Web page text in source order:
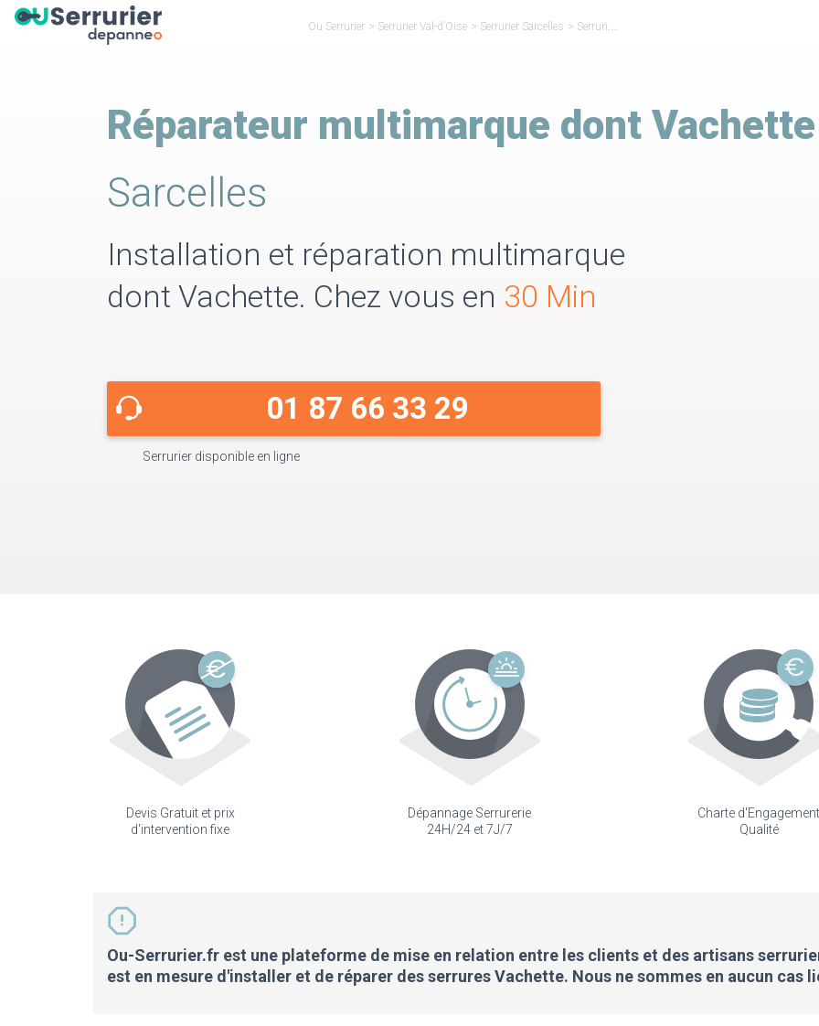
Ou Serrurier > Serrurier Val-d’Oise > Serrurier Sarcelles > Serrurier Réparateur Vachette Sarcelles
Réparateur multimarque dont Vachette
Sarcelles
Installation et réparation multimarque
dont Vachette. Chez vous en 30 Min
01 87 66 33 29
Serrurier disponible en ligne
Devis Gratuit et prix
d'intervention fixe
Dépannage Serrurerie
24H/24 et 7J/7
Charte d'Engagement
Qualité
Ou-Serrurier.fr est une plateforme de mise en relation entre les clients et des artisans
est en mesure d'installer et de réparer des serrures Vachette. Nous ne sommes en aucun cas